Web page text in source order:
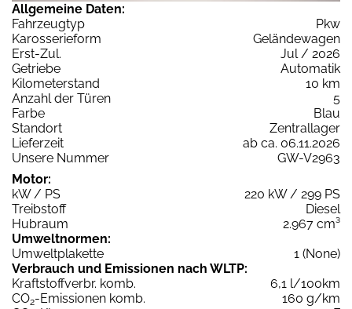
Allgemeine Daten:
Fahrzeugtyp
Pkw
Karosserieform
Geländewagen
Erst-Zul.
Jul / 2026
Getriebe
Automatik
Kilometerstand
10 km
Anzahl der Türen
5
Farbe
Blau
Standort
Zentrallager
Lieferzeit
ab ca. 06.11.2026
Unsere Nummer
GW-V2963
Motor:
kW / PS
220 kW / 299 PS
Treibstoff
Diesel
Hubraum
2.967 cm³
Umweltnormen:
Umweltplakette
1 (None)
Verbrauch und Emissionen nach WLTP:
Kraftstoffverbr. komb.
6,1 l/100km
CO2-Emissionen komb.
160 g/km